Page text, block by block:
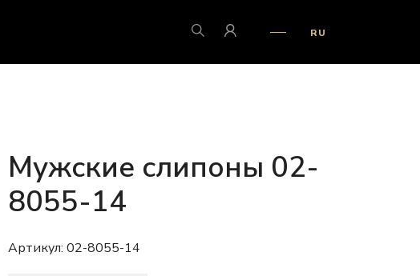
RU
Мужские слипоны 02-
8055-14
Артикул: 02-8055-14